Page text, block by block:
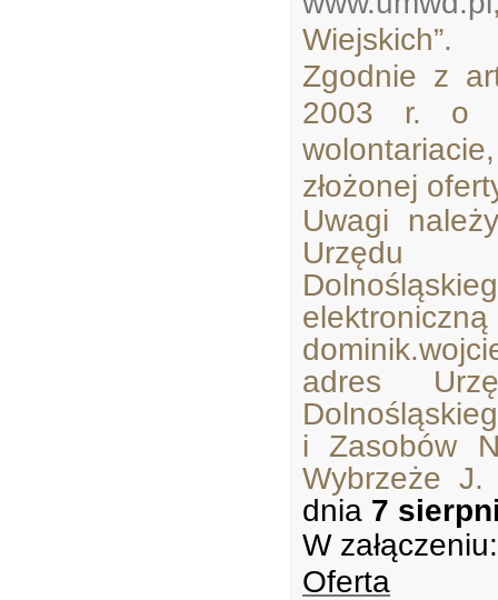
Wiejskich”.
Zgodnie z
2003 r. o
złożonej
Uwagi
Urzędu
adres
i Zasobów
Wybrzeże J.
dnia 7
W załączeniu:
Oferta